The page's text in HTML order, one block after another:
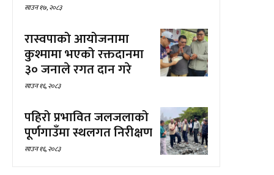
साउन १७, २०८३
रास्वपाको आयोजनामा
कुश्मामा भएको रक्तदानमा
३० जनाले रगत दान गरे
साउन १६, २०८३
पहिरो प्रभावित जलजलाको
पूर्णगाउँमा स्थलगत निरीक्षण
साउन १६, २०८३